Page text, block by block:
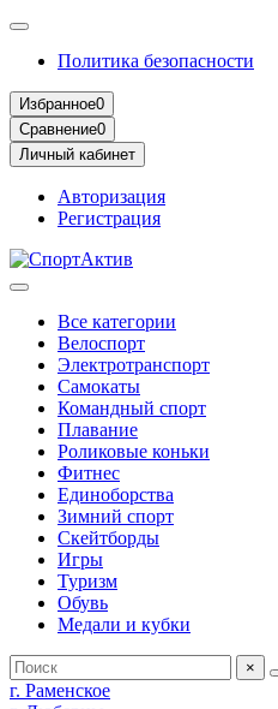
Политика безопасности
Избранное0
Сравнение0
Личный кабинет
Авторизация
Регистрация
Все категории
Велоспорт
Электротранспорт
Самокаты
Командный спорт
Плавание
Роликовые коньки
Фитнес
Единоборства
Зимний спорт
Скейтборды
Игры
Туризм
Обувь
Медали и кубки
×
г. Раменское